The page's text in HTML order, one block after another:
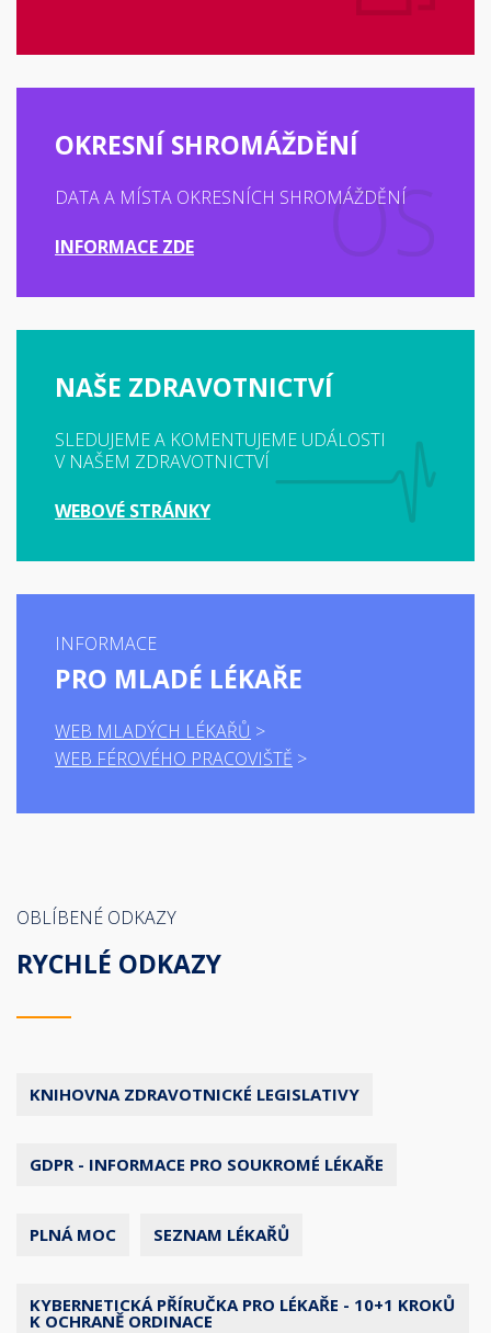
OKRESNÍ SHROMÁŽDĚNÍ
DATA A MÍSTA OKRESNÍCH SHROMÁŽDĚNÍ
INFORMACE ZDE
NAŠE ZDRAVOTNICTVÍ
SLEDUJEME A KOMENTUJEME UDÁLOSTI
V NAŠEM ZDRAVOTNICTVÍ
WEBOVÉ STRÁNKY
INFORMACE
PRO MLADÉ LÉKAŘE
WEB MLADÝCH LÉKAŘŮ
WEB FÉROVÉHO PRACOVIŠTĚ
OBLÍBENÉ ODKAZY
RYCHLÉ ODKAZY
KNIHOVNA ZDRAVOTNICKÉ LEGISLATIVY
GDPR - INFORMACE PRO SOUKROMÉ LÉKAŘE
PLNÁ MOC SEZNAM LÉKAŘŮ
KYBERNETICKÁ PŘÍRUČKA PRO LÉKAŘE - 10+1 KROKŮ
K OCHRANĚ ORDINACE